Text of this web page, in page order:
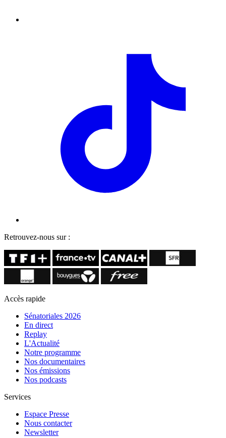
Retrouvez-nous sur :
Accès rapide
Sénatoriales 2026
En direct
Replay
L'Actualité
Notre programme
Nos documentaires
Nos émissions
Nos podcasts
Services
Espace Presse
Nous contacter
Newsletter